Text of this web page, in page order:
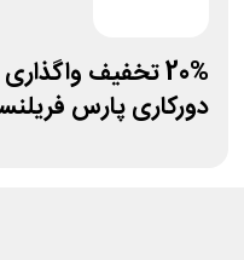
20% تخفیف
دورکاری پارس